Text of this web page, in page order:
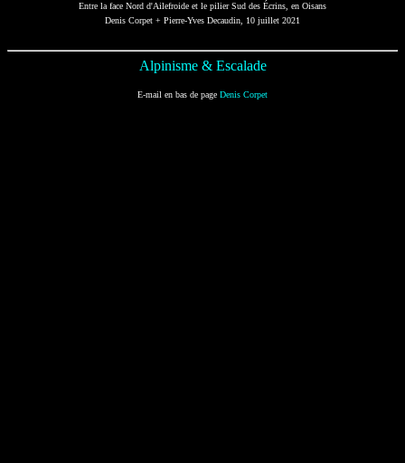
Entre la face Nord d'Ailefroide et le pilier Sud des Écrins, en Oisans
Denis Corpet + Pierre-Yves Decaudin, 10 juillet 2021
Alpinisme & Escalade
E-mail en bas de page Denis Corpet